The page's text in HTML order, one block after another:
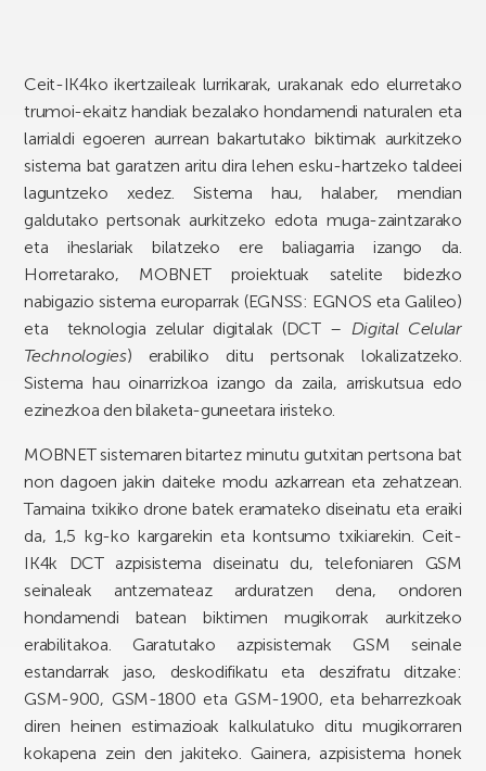
Ceit-IK4ko ikertzaileak lurrikarak, urakanak edo elurretako
trumoi-ekaitz handiak bezalako hondamendi naturalen eta
larrialdi egoeren aurrean bakartutako biktimak aurkitzeko
sistema bat garatzen aritu dira lehen esku-hartzeko taldeei
laguntzeko xedez. Sistema hau, halaber, mendian
galdutako pertsonak aurkitzeko edota muga-zaintzarako
eta iheslariak bilatzeko ere baliagarria izango da.
Horretarako, MOBNET proiektuak satelite bidezko
nabigazio sistema europarrak (EGNSS: EGNOS eta Galileo)
eta teknologia zelular digitalak (DCT – Digital Celular
Technologies) erabiliko ditu pertsonak lokalizatzeko.
Sistema hau oinarrizkoa izango da zaila, arriskutsua edo
ezinezkoa den bilaketa-guneetara iristeko.
MOBNET sistemaren bitartez minutu gutxitan pertsona bat
non dagoen jakin daiteke modu azkarrean eta zehatzean.
Tamaina txikiko drone batek eramateko diseinatu eta eraiki
da, 1,5 kg-ko kargarekin eta kontsumo txikiarekin. Ceit-
IK4k DCT azpisistema diseinatu du, telefoniaren GSM
seinaleak antzemateaz arduratzen dena, ondoren
hondamendi batean biktimen mugikorrak aurkitzeko
erabilitakoa. Garatutako azpisistemak GSM seinale
estandarrak jaso, deskodifikatu eta deszifratu ditzake:
GSM-900, GSM-1800 eta GSM-1900, eta beharrezkoak
diren heinen estimazioak kalkulatuko ditu mugikorraren
kokapena zein den jakiteko. Gainera, azpisistema honek